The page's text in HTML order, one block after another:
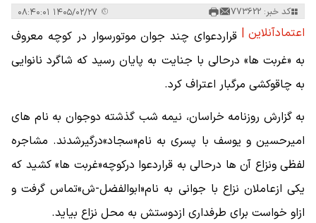
کد خبر: 773622
اعتمادآنلاین | قراردعوای چند جوان موتورسوار در کوچه معروف
به «غربت ها» درحالی با جنایت به پایان رسید که شاگرد نانوایی
به چاقوکشی مرگبار اعتراف کرد.
به گزارش روزنامه خراسان، نیمه شب گذشته دوجوان به نام های
امیرحسین و یوسف با پسری به نام«سجاد»درگیرشدند. مشاجره
لفظی ونزاع آن ها درحالی به قراردعوا درکوچه«غربت ها» کشید که
یکی ازعاملان نزاع با جوانی به نام«ابوالفضل-ش»تماس گرفت و
ازاو خواست برای طرفداری ازدوستش به محل نزاع بیاید.